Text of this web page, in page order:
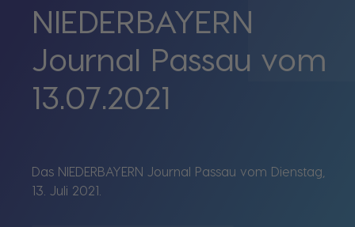
NIEDERBAYERN
Journal Passau vom
13.07.2021
Das NIEDERBAYERN Journal Passau vom Dienstag,
13. Juli 2021.